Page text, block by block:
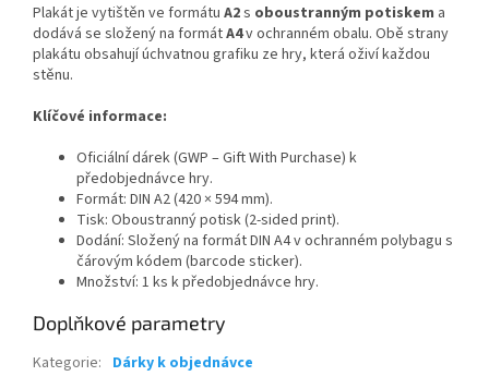
Plakát je vytištěn ve formátu A2s oboustranným potiskem a
dodává se složený na formátA4v ochranném obalu. Obě strany
plakátu obsahují úchvatnou grafiku ze hry, která oživí každou
stěnu.
Klíčové informace:
Oficiální dárek (GWP – Gift With Purchase) k
předobjednávce hry.
Formát: DIN A2 (420 × 594 mm).
Tisk: Oboustranný potisk (2-sided print).
Dodání: Složený na formát DIN A4 v ochranném polybagu s
čárovým kódem (barcode sticker).
Množství: 1 ks k předobjednávce hry.
Doplňkové parametry
Kategorie: Dárky k objednávce